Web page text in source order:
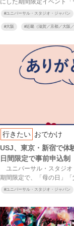
にした期間限定イベント
#ユニバーサル・スタジオ・ジャパン
#大阪 #近畿（滋賀／京都／大阪
行きたい おでかけ
USJ、東京・新宿で
日間限定で事前申込制
ユニバーサル・スタジオ
期間限定で、「母の日」「
#ユニバーサル・スタジオ・ジャパン